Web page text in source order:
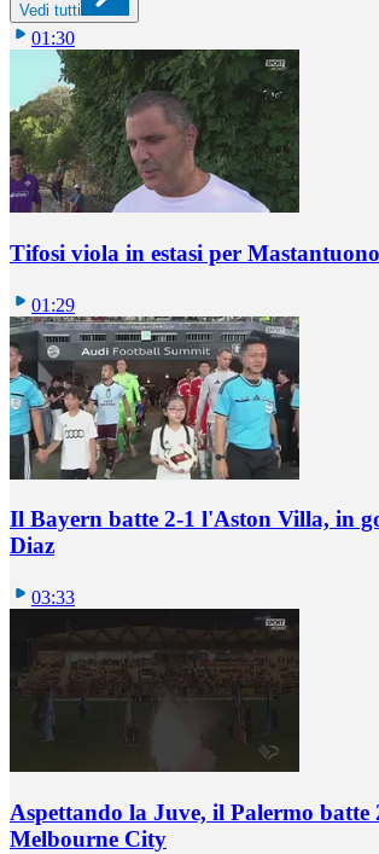
Vedi tutti
01:30
Tifosi viola in estasi per Mastantuono
01:29
Il Bayern batte 2-1 l'Aston Villa, in
Diaz
03:33
Aspettando la Juve, il Palermo batte
Melbourne City